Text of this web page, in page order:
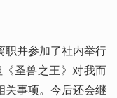
职并参加了社内举行
圣兽之王》对我而
关事项。今后还会继